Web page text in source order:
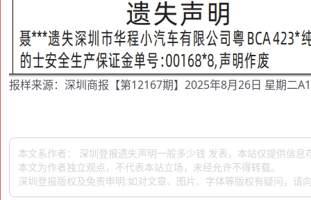
报样来源：深圳商报【第12167期】2025年8月26日 星期二
本文系作者： 深圳登报遗失声明一般多少钱 发表，本站仅提供信息
本文为作者独立观点，不代表本站立场，未经允许不得转载。
深圳登报版权及免责申明:如对文章、图片、字体等版权有疑问，请